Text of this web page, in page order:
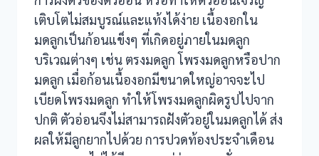
เติบโตไม่สมบูรณ์และแท้งได้ง่าย เนื้องอกใน
มดลูกเป็นก้อนแข็งๆ ที่เกิดอยู่ภายในมดลูก
บริเวณต่างๆ เช่น ตรงมดลูก โพรงมดลูกหรือปาก
มดลูก เมื่อก้อนเนื้องอกมีขนาดใหญ่อาจจะไป
เบียดโพรงมดลูก ทำให้โพรงมดลูกผิดรูปไปจาก
ปกติ ตัวอ่อนจึงไม่สามารถฝังตัวอยู่ในมดลูกได้ ส่ง
ผลให้มีลูกยากไปด้วย การปวดท้องประจำเดือน